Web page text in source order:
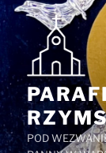
Przejdź
treści
POD